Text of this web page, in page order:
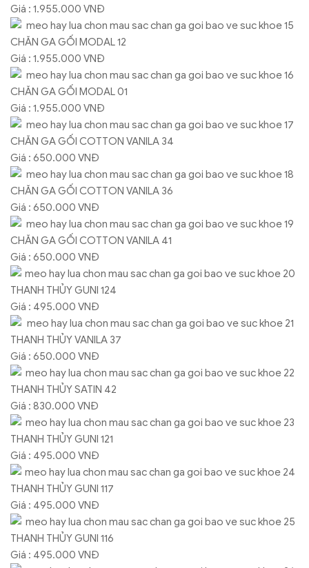
Giá : 1.955.000 VNĐ
CHĂN GA GỐI MODAL 12
Giá : 1.955.000 VNĐ
CHĂN GA GỐI MODAL 01
Giá : 1.955.000 VNĐ
CHĂN GA GỐI COTTON VANILA 34
Giá : 650.000 VNĐ
CHĂN GA GỐI COTTON VANILA 36
Giá : 650.000 VNĐ
CHĂN GA GỐI COTTON VANILA 41
Giá : 650.000 VNĐ
THANH THỦY GUNI 124
Giá : 495.000 VNĐ
THANH THỦY VANILA 37
Giá : 650.000 VNĐ
THANH THỦY SATIN 42
Giá : 830.000 VNĐ
THANH THỦY GUNI 121
Giá : 495.000 VNĐ
THANH THỦY GUNI 117
Giá : 495.000 VNĐ
THANH THỦY GUNI 116
Giá : 495.000 VNĐ